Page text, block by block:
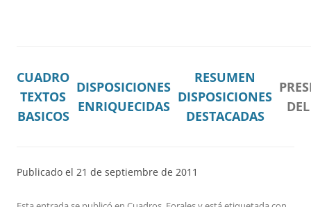
CUADRO
TEXTOS
BASICOS
DISPOSICIONES
ENRIQUECIDAS
RESUMEN
DISPOSICIONES
DESTACADAS
Publicado el 21 de septiembre de 2011